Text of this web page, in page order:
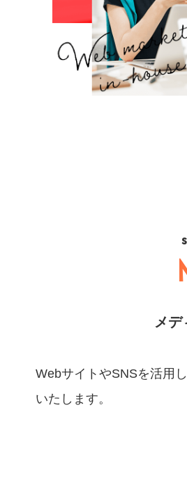
メデ
WebサイトやSNSを活用
いたします。